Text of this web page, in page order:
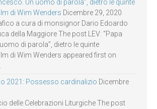
Un uomo di parola”, dietro le quinte
di Wim Wenders Dicembre 29, 2020
a cura di monsignor Dario Edoardo
della Maggiore The post LEV: “Papa
di parola”, dietro le quinte
di Wim Wenders appeared first on
2021: Possesso cardinalizio Dicembre
delle Celebrazioni Liturgiche The post